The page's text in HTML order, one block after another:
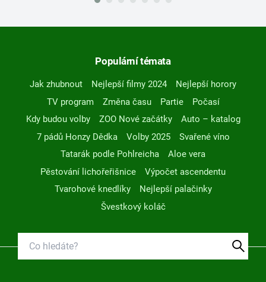
Populární témata
Jak zhubnout Nejlepší filmy 2024
Nejlepší horory
TV program
Změna času Partie
Počasí
Kdy budou volby
ZOO Nové začátky
Auto – katalog
7 pádů Honzy Dědka
Volby 2025
Svařené víno
Tatarák podle Pohlreicha
Aloe vera
Pěstování lichořeřišnice
Výpočet ascendentu
Tvarohové knedlíky
Nejlepší palačinky
Švestkový koláč